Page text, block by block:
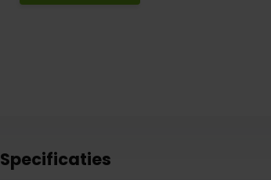
Specificaties